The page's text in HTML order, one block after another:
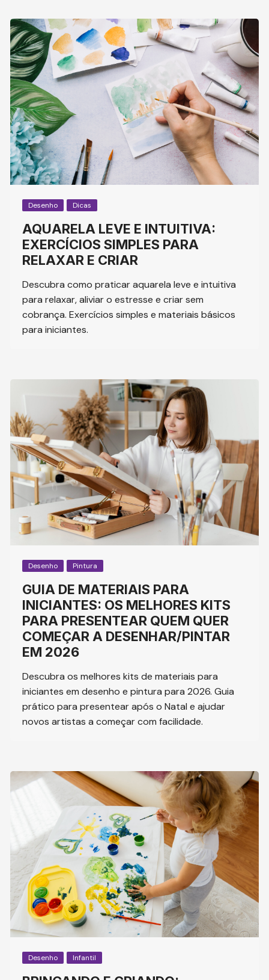
Desenho Dicas
AQUARELA LEVE E INTUITIVA:
EXERCÍCIOS SIMPLES PARA
RELAXAR E CRIAR
Descubra como praticar aquarela leve e intuitiva
para relaxar, aliviar o estresse e criar sem
cobrança. Exercícios simples e materiais básicos
para iniciantes.
Desenho Pintura
GUIA DE MATERIAIS PARA
INICIANTES: OS MELHORES KITS
PARA PRESENTEAR QUEM QUER
COMEÇAR A DESENHAR/PINTAR
EM 2026
Descubra os melhores kits de materiais para
iniciantes em desenho e pintura para 2026. Guia
prático para presentear após o Natal e ajudar
novos artistas a começar com facilidade.
Desenho Infantil